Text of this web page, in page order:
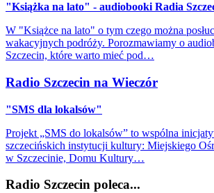
"Książka na lato" - audiobooki Radia
W "Książce na lato" o tym czego można
wakacyjnych podróży. Porozmawiamy o
Szczecin, które warto mieć pod…
Radio Szczecin na Wieczór
"SMS dla lokalsów"
Projekt „SMS do lokalsów” to wspólna
szczecińskich instytucji kultury: Miejskiego
w Szczecinie, Domu Kultury…
Radio Szczecin poleca...